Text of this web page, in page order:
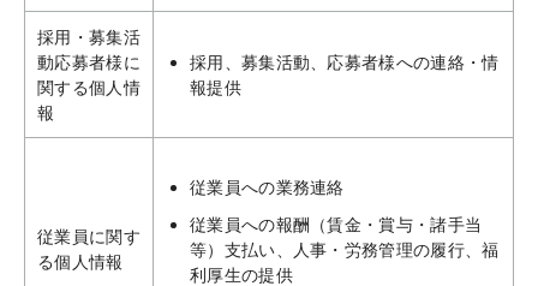
採用・募集活
動応募者様に
関する個人情
報
採用、募集活動、応募者様への連絡・情
報提供
従業員に関す
る個人情報
従業員への業務連絡
従業員への報酬（賃金・賞与・諸手当
等）支払い、人事・労務管理の履行、福
利厚生の提供